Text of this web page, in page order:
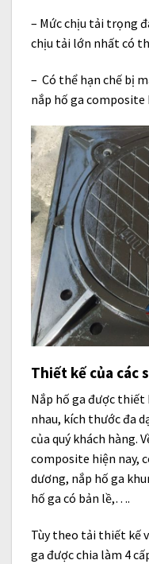
– Mức chịu tải trọng
chịu tải lớn nhất có
– Có thể hạn chế bị
nắp hố ga composite
Thiết kế của các
Nắp hố ga được thiết
nhau, kích thước đa
của quý khách hàng.
composite hiện nay,
dương, nắp hố ga
hố ga có bản lề,….
Tùy theo tải thiết kế
ga được chia làm 4